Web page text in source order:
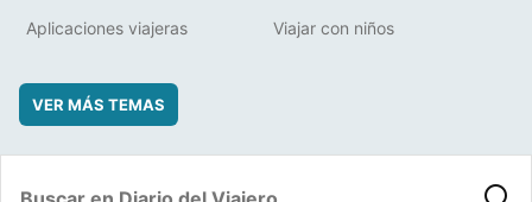
Aplicaciones viajeras Viajar con niños
VER MÁS TEMAS